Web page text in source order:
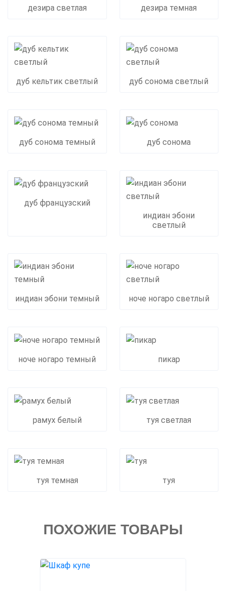
дезира светлая дезира темная
дуб кельтик светлый дуб сонома светлый
дуб сонома темный дуб сонома
дуб французский
индиан эбони
светлый
индиан эбони темный ноче ногаро светлый
ноче ногаро темный пикар
рамух белый туя светлая
туя темная туя
ПОХОЖИЕ ТОВАРЫ